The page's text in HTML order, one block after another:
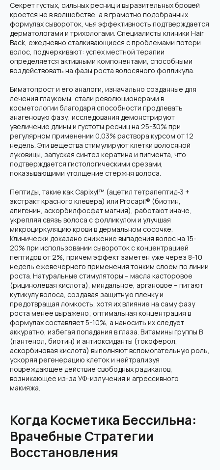
Секрет густых, сильных ресниц и выразительных бровей
кроется не в волшебстве, а в грамотно подобранных
формулах сывороток, чья эффективность подтверждается
дерматологами и трихологами. Специалисты клиники Hair
Back, ежедневно сталкивающиеся с проблемами потери
волос, подчеркивают: успех местной терапии
определяется активными компонентами, способными
воздействовать на фазы роста волосяного фолликула.
Биматопрост и его аналоги, изначально созданные для
лечения глаукомы, стали революционерами в
косметологии благодаря способности продлевать
анагеновую фазу; исследования демонстрируют
увеличение длины и густоты ресниц на 25-30% при
регулярном применении 0.03% раствора курсом от 12
недель. Эти вещества стимулируют клетки волосяной
луковицы, запуская синтез кератина и пигмента, что
подтверждается гистологическими срезами,
показывающими утолщение стержня волоса.
Пептиды, такие как Capixyl™ (ацетил тетрапептид-3 +
экстракт красного клевера) или Procapil® (биотин,
апигенин, аскорбилфосфат магния), работают иначе,
укрепляя связь волоса с фолликулом и улучшая
микроциркуляцию крови в дермальном сосочке.
Клинически доказано снижение выпадения волос на 15-
20% при использовании сывороток с концентрацией
пептидов от 2%, причем эффект заметен уже через 8-10
недель ежевечернего применения тонким слоем по линии
роста. Натуральные стимуляторы – масла касторовое
(рицинолевая кислота), миндальное, аргановое – питают
кутикулу волоса, создавая защитную пленку и
предотвращая ломкость, хотя их влияние на саму фазу
роста менее выражено; оптимальная концентрация в
формулах составляет 5-10%, а наносить их следует
аккуратно, избегая попадания в глаза. Витамины группы В
(пантенол, биотин) и антиоксиданты (токоферол,
аскорбиновая кислота) выполняют вспомогательную роль,
ускоряя регенерацию клеток и нейтрализуя
повреждающее действие свободных радикалов,
возникающее из-за УФ-излучения и агрессивного
макияжа.
Когда Косметика Бессильна:
Врачебные Стратегии
Восстановления